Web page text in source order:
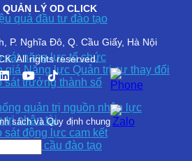
quả đầu tư đào tạo
sát năng lực tổ chức
giá Năng lực Quản trị sự thay đổi
sát trưởng thành số
quản trị nguồn nhân lực
trị nhân tài
sát động lực cam kết
sát nhu cầu đào tạo
LÝ OD CLICK
P. Nghĩa Đô, Q. Cầu Giấy, Hà Nội
All rights reserved.
sách và Quy định chung